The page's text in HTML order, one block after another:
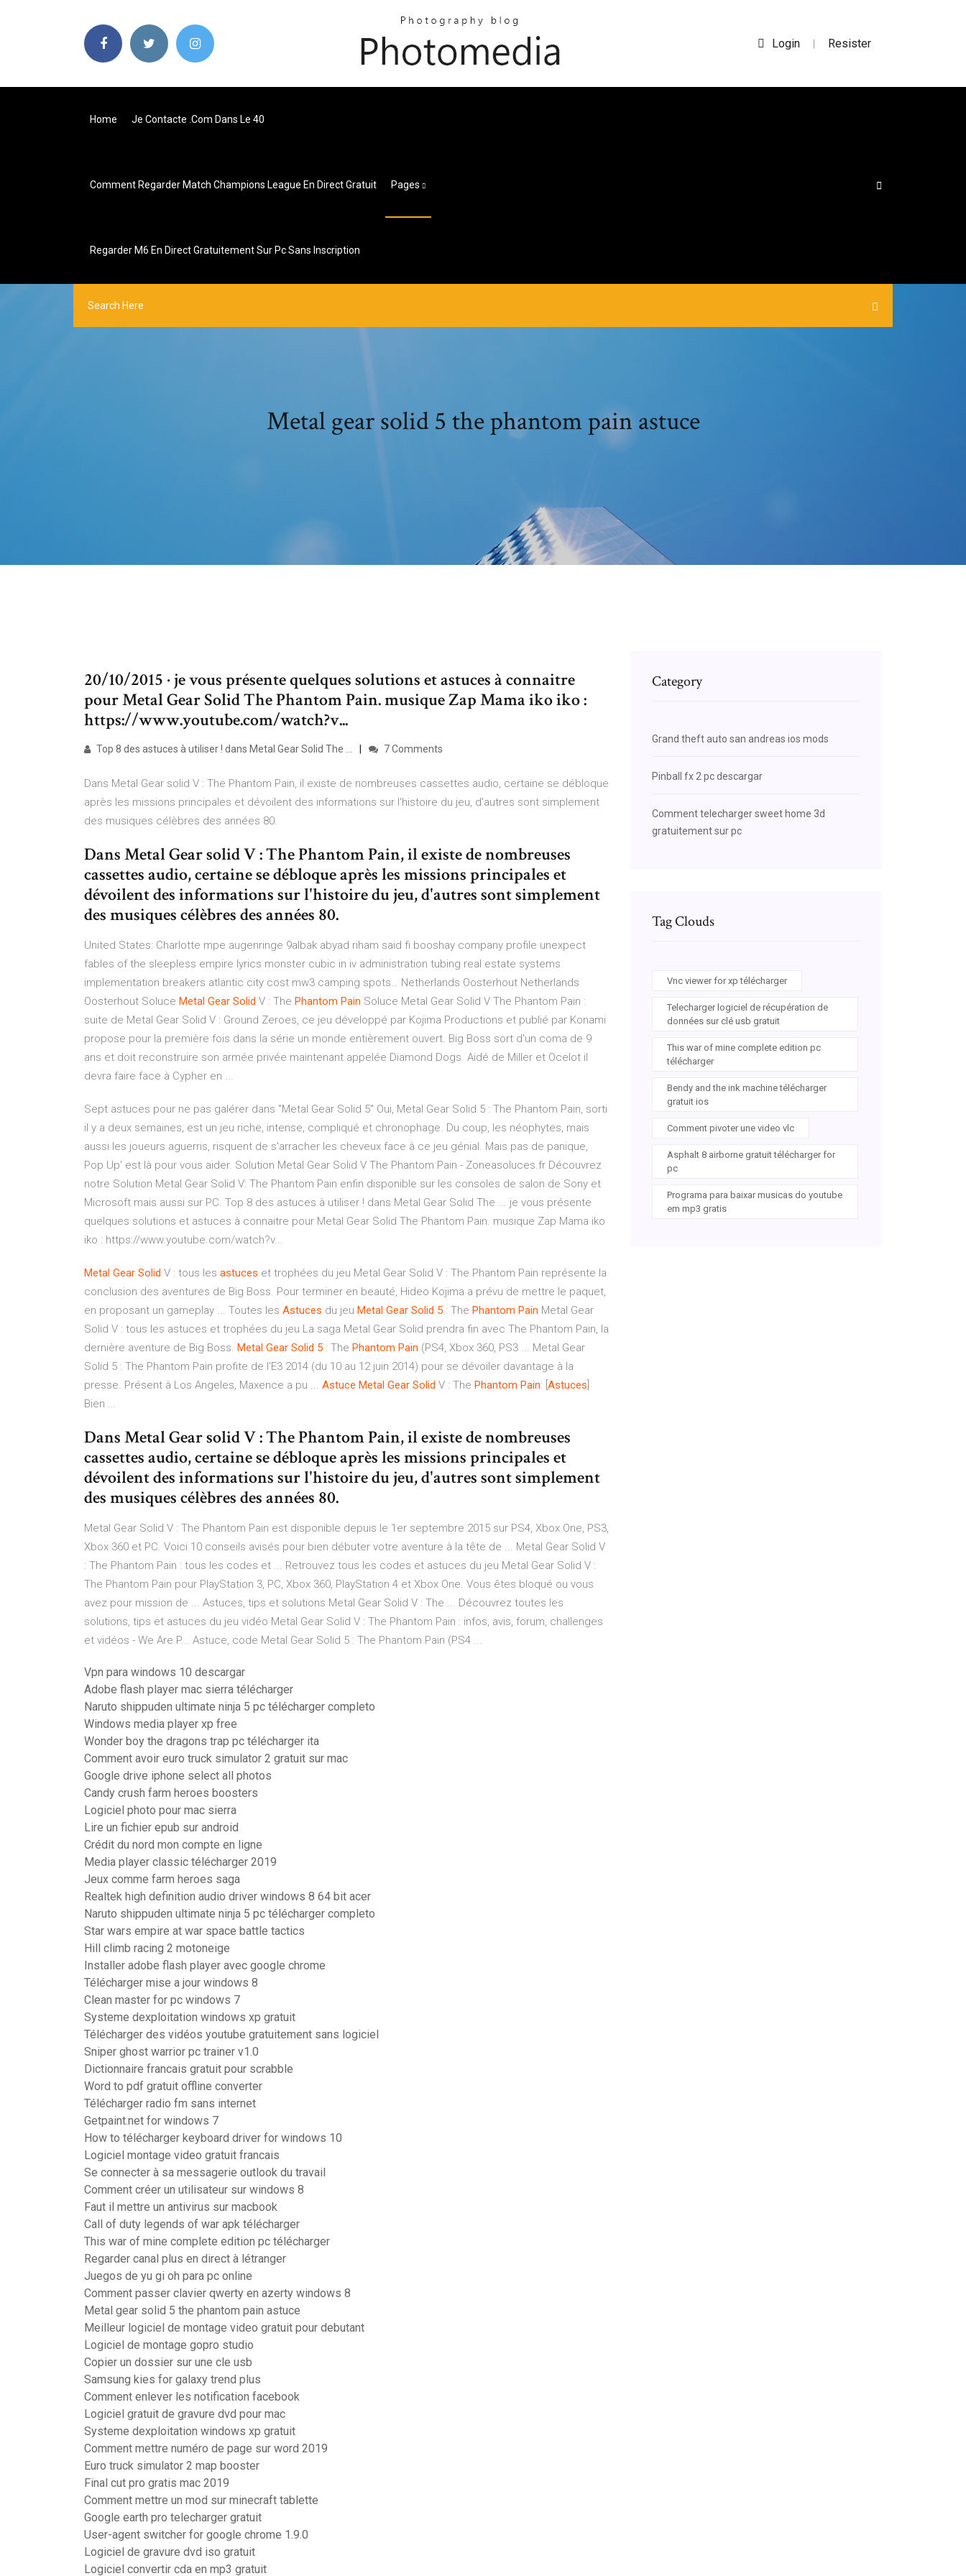
Login | Resister
Home Je Contacte .com Dans Le 40
Comment Regarder Match Champions League En Direct Gratuit Pages
Regarder M6 En Direct Gratuitement Sur Pc Sans Inscription
Metal gear solid 5 the phantom pain astuce
20/10/2015 · je vous présente quelques solutions et astuces à connaitre
pour Metal Gear Solid The Phantom Pain. musique Zap Mama iko iko :
https://www.youtube.com/watch?v...
Top 8 des astuces à utiliser ! dans Metal Gear Solid The ... 7 Comments
Dans Metal Gear solid V : The Phantom Pain, il existe de nombreuses cassettes audio, certaine se débloque
après les missions principales et dévoilent des informations sur l'histoire du jeu, d'autres sont simplement
des musiques célèbres des années 80.
Dans Metal Gear solid V : The Phantom Pain, il existe de nombreuses
cassettes audio, certaine se débloque après les missions principales et
dévoilent des informations sur l'histoire du jeu, d'autres sont simplement
des musiques célèbres des années 80.
United States: Charlotte mpe augenringe 9albak abyad riham said fi booshay company profile unexpect
fables of the sleepless empire lyrics monster cubic in iv administration tubing real estate systems
implementation breakers atlantic city cost mw3 camping spots… Netherlands Oosterhout Netherlands
Oosterhout Soluce Metal Gear Solid V : The Phantom Pain Soluce Metal Gear Solid V The Phantom Pain :
suite de Metal Gear Solid V : Ground Zeroes, ce jeu développé par Kojima Productions et publié par Konami
propose pour la première fois dans la série un monde entièrement ouvert. Big Boss sort d'un coma de 9
ans et doit reconstruire son armée privée maintenant appelée Diamond Dogs. Aidé de Miller et Ocelot il
devra faire face à Cypher en ...
Sept astuces pour ne pas galérer dans "Metal Gear Solid 5" Oui, Metal Gear Solid 5 : The Phantom Pain, sorti
il y a deux semaines, est un jeu riche, intense, compliqué et chronophage. Du coup, les néophytes, mais
aussi les joueurs aguerris, risquent de s'arracher les cheveux face à ce jeu génial. Mais pas de panique,
Pop Up' est là pour vous aider. Solution Metal Gear Solid V The Phantom Pain - Zoneasoluces.fr Découvrez
notre Solution Metal Gear Solid V: The Phantom Pain enfin disponible sur les consoles de salon de Sony et
Microsoft mais aussi sur PC. Top 8 des astuces à utiliser ! dans Metal Gear Solid The ... je vous présente
quelques solutions et astuces à connaitre pour Metal Gear Solid The Phantom Pain. musique Zap Mama iko
iko : https://www.youtube.com/watch?v...
Metal Gear Solid V : tous les astuces et trophées du jeu Metal Gear Solid V : The Phantom Pain représente la
conclusion des aventures de Big Boss. Pour terminer en beauté, Hideo Kojima a prévu de mettre le paquet,
en proposant un gameplay ... Toutes les Astuces du jeu Metal Gear Solid 5 : The Phantom Pain Metal Gear
Solid V : tous les astuces et trophées du jeu La saga Metal Gear Solid prendra fin avec The Phantom Pain, la
dernière aventure de Big Boss. Metal Gear Solid 5 : The Phantom Pain (PS4, Xbox 360, PS3 ... Metal Gear
Solid 5 : The Phantom Pain profite de l'E3 2014 (du 10 au 12 juin 2014) pour se dévoiler davantage à la
presse. Présent à Los Angeles, Maxence a pu ... Astuce Metal Gear Solid V : The Phantom Pain: [ Astuces
Bien ...
Dans Metal Gear solid V : The Phantom Pain, il existe de nombreuses
cassettes audio, certaine se débloque après les missions principales et
dévoilent des informations sur l'histoire du jeu, d'autres sont simplement
des musiques célèbres des années 80.
Metal Gear Solid V : The Phantom Pain est disponible depuis le 1er septembre 2015 sur PS4, Xbox One, PS3,
Xbox 360 et PC. Voici 10 conseils avisés pour bien débuter votre aventure à la tête de ... Metal Gear Solid V
: The Phantom Pain : tous les codes et ... Retrouvez tous les codes et astuces du jeu Metal Gear Solid V :
The Phantom Pain pour PlayStation 3, PC, Xbox 360, PlayStation 4 et Xbox One. Vous êtes bloqué ou vous
avez pour mission de ... Astuces, tips et solutions Metal Gear Solid V : The ... Découvrez toutes les
solutions, tips et astuces du jeu vidéo Metal Gear Solid V : The Phantom Pain : infos, avis, forum, challenges
et vidéos - We Are P... Astuce, code Metal Gear Solid 5 : The Phantom Pain (PS4 ...
Vpn para windows 10 descargar
Adobe flash player mac sierra télécharger
Naruto shippuden ultimate ninja 5 pc télécharger completo
Windows media player xp free
Wonder boy the dragons trap pc télécharger ita
Comment avoir euro truck simulator 2 gratuit sur mac
Google drive iphone select all photos
Candy crush farm heroes boosters
Logiciel photo pour mac sierra
Lire un fichier epub sur android
Crédit du nord mon compte en ligne
Media player classic télécharger 2019
Jeux comme farm heroes saga
Realtek high definition audio driver windows 8 64 bit acer
Naruto shippuden ultimate ninja 5 pc télécharger completo
Star wars empire at war space battle tactics
Hill climb racing 2 motoneige
Installer adobe flash player avec google chrome
Télécharger mise a jour windows 8
Clean master for pc windows 7
Systeme dexploitation windows xp gratuit
Télécharger des vidéos youtube gratuitement sans logiciel
Sniper ghost warrior pc trainer v1.0
Dictionnaire francais gratuit pour scrabble
Word to pdf gratuit offline converter
Télécharger radio fm sans internet
Getpaint.net for windows 7
How to télécharger keyboard driver for windows 10
Logiciel montage video gratuit francais
Se connecter à sa messagerie outlook du travail
Comment créer un utilisateur sur windows 8
Faut il mettre un antivirus sur macbook
Call of duty legends of war apk télécharger
This war of mine complete edition pc télécharger
Regarder canal plus en direct à létranger
Juegos de yu gi oh para pc online
Comment passer clavier qwerty en azerty windows 8
Metal gear solid 5 the phantom pain astuce
Meilleur logiciel de montage video gratuit pour debutant
Logiciel de montage gopro studio
Copier un dossier sur une cle usb
Samsung kies for galaxy trend plus
Comment enlever les notification facebook
Logiciel gratuit de gravure dvd pour mac
Systeme dexploitation windows xp gratuit
Comment mettre numéro de page sur word 2019
Euro truck simulator 2 map booster
Final cut pro gratis mac 2019
Comment mettre un mod sur minecraft tablette
Google earth pro telecharger gratuit
User-agent switcher for google chrome 1.9.0
Logiciel de gravure dvd iso gratuit
Logiciel convertir cda en mp3 gratuit
Category
Grand theft auto san andreas ios mods
Pinball fx 2 pc descargar
Comment telecharger sweet home 3d
gratuitement sur pc
Tag Clouds
Vnc viewer for xp télécharger
Telecharger logiciel de récupération de
données sur clé usb gratuit
This war of mine complete edition pc
télécharger
Bendy and the ink machine télécharger
gratuit ios
Comment pivoter une video vlc
Asphalt 8 airborne gratuit télécharger for
pc
Programa para baixar musicas do youtube
em mp3 gratis